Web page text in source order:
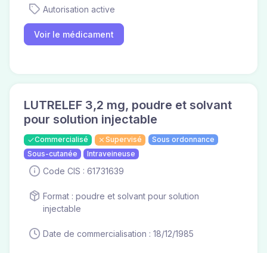
Autorisation active
Voir le médicament
LUTRELEF 3,2 mg, poudre et solvant
pour solution injectable
Commercialisé Supervisé
Sous ordonnance
Sous-cutanée
Intraveineuse
Code CIS : 61731639
Format : poudre et solvant pour solution
injectable
Date de commercialisation : 18/12/1985